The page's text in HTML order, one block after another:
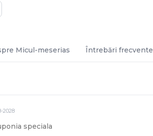
Micul-meserias Întrebări frecvente
-2028
speciala